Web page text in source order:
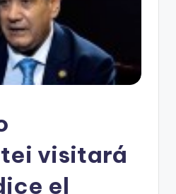
visitará
el